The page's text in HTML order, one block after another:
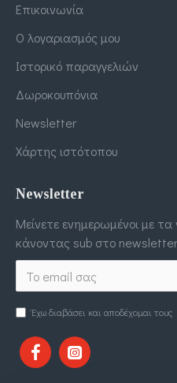
Επικοινωνία
Ο λογαριασμός μου
Ιστορικό παραγγελιών
Δωροκουπόνια
Newsletter
Χάρτης ιστότοπου
Newsletter
Μείνετε ενημερωμένοι με
κάνοντας sub στο
Έχω διαβάσει και αποδέχομαι τους